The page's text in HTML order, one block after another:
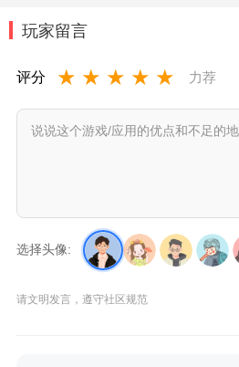
玩家留言
评分 ★ ★ ★ ★ ★ 力荐
选择头像:
请文明发言，遵守社区规范